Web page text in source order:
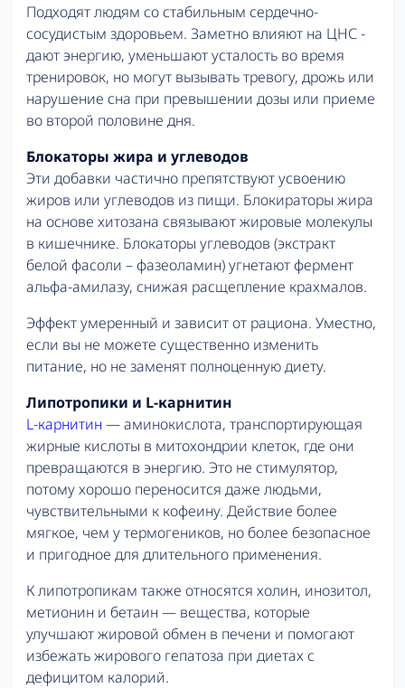
Подходят людям со стабильным сердечно-
сосудистым здоровьем. Заметно влияют на ЦНС -
дают энергию, уменьшают усталость во время
тренировок, но могут вызывать тревогу, дрожь или
нарушение сна при превышении дозы или приеме
во второй половине дня.
Блокаторы жира и углеводов
Эти добавки частично препятствуют усвоению
жиров или углеводов из пищи. Блокираторы жира
на основе хитозана связывают жировые молекулы
в кишечнике. Блокаторы углеводов (экстракт
белой фасоли – фазеоламин) угнетают фермент
альфа-амилазу, снижая расщепление крахмалов.
Эффект умеренный и зависит от рациона. Уместно,
если вы не можете существенно изменить
питание, но не заменят полноценную диету.
Липотропики и L-карнитин
L-карнитин— аминокислота, транспортирующая
жирные кислоты в митохондрии клеток, где они
превращаются в энергию. Это не стимулятор,
потому хорошо переносится даже людьми,
чувствительными к кофеину. Действие более
мягкое, чем у термогеников, но более безопасное
и пригодное для длительного применения.
К липотропикам также относятся холин, инозитол,
метионин и бетаин — вещества, которые
улучшают жировой обмен в печени и помогают
избежать жирового гепатоза при диетах с
дефицитом калорий.